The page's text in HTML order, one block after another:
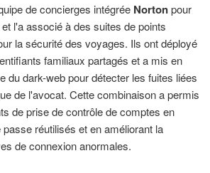
de concierges intégrée Nortonpour
l'a associé à des suites de points
la sécurité des voyages. Ils ont déployé
familiaux partagés et a mis en
du dark-web pour détecter les fuites liées
de l'avocat. Cette combinaison a permis
de prise de contrôle de comptes en
réutilisés et en améliorant la
de connexion anormales.